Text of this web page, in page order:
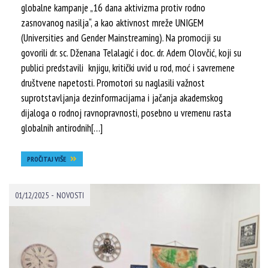
globalne kampanje „16 dana aktivizma protiv rodno
zasnovanog nasilja“, a kao aktivnost mreže UNIGEM
(Universities and Gender Mainstreaming). Na promociji su
govorili dr. sc. Dženana Telalagić i doc. dr. Adem Olovčić, koji su
publici predstavili knjigu, kritički uvid u rod, moć i savremene
društvene napetosti. Promotori su naglasili važnost
suprotstavljanja dezinformacijama i jačanja akademskog
dijaloga o rodnoj ravnopravnosti, posebno u vremenu rasta
globalnih antirodnih[…]
PROČITAJ VIŠE
01/12/2025 - NOVOSTI